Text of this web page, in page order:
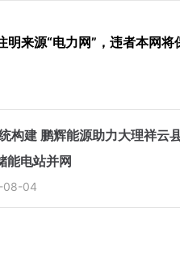
明来源“电力网”，违者本网
构建 鹏辉能源助力大理祥云
电站并网
08-04